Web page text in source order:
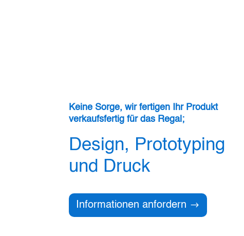
Keine Sorge, wir fertigen Ihr Produkt
verkaufsfertig für das Regal;
Design, Prototyping
und Druck
Informationen anfordern